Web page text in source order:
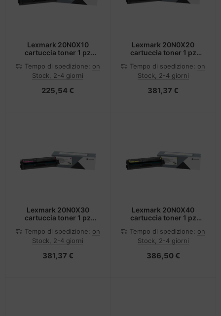
Lexmark 20N0X10
cartuccia toner 1 pz
Tempo di spedizione: on
Stock, 2-4 giorni
225,54 €
Lexmark 20N0X20
cartuccia toner 1 pz
Tempo di spedizione: on
Stock, 2-4 giorni
381,37 €
Lexmark 20N0X30
cartuccia toner 1 pz
Tempo di spedizione: on
Stock, 2-4 giorni
381,37 €
Lexmark 20N0X40
cartuccia toner 1 pz
Tempo di spedizione: on
Stock, 2-4 giorni
386,50 €